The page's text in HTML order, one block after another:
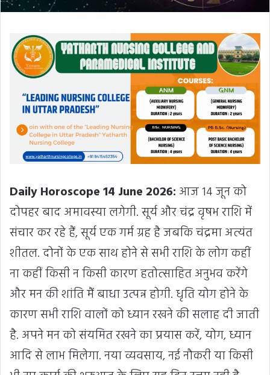
Daily Horoscope 14 June 2026: आज 14 जून को
दोपहर बाद अमावस्या लगेगी. सूर्य और चंद्र वृषभ राशि में
संचार कर रहे हैं, सूर्य एक गर्म ग्रह है जबकि चंद्रमा अत्यंत
शीतल. दोनों के एक साथ होने से सभी राशि के लोग कहीं
ना कहीं किसी न किसी कारण हतोत्साहित अनुभव करेंगे
और मन की शांति मैं बाधा उत्पन्न होगी. धृति योग होने के
कारण सभी राशि वालों को ध्यान रखने की सलाह दी जाती
है. अपने मन को संयमित रखने का प्रयास करें, योग, ध्यान
आदि से लाभ मिलेगा. नया व्यवसाय, नई नौकरी या किसी